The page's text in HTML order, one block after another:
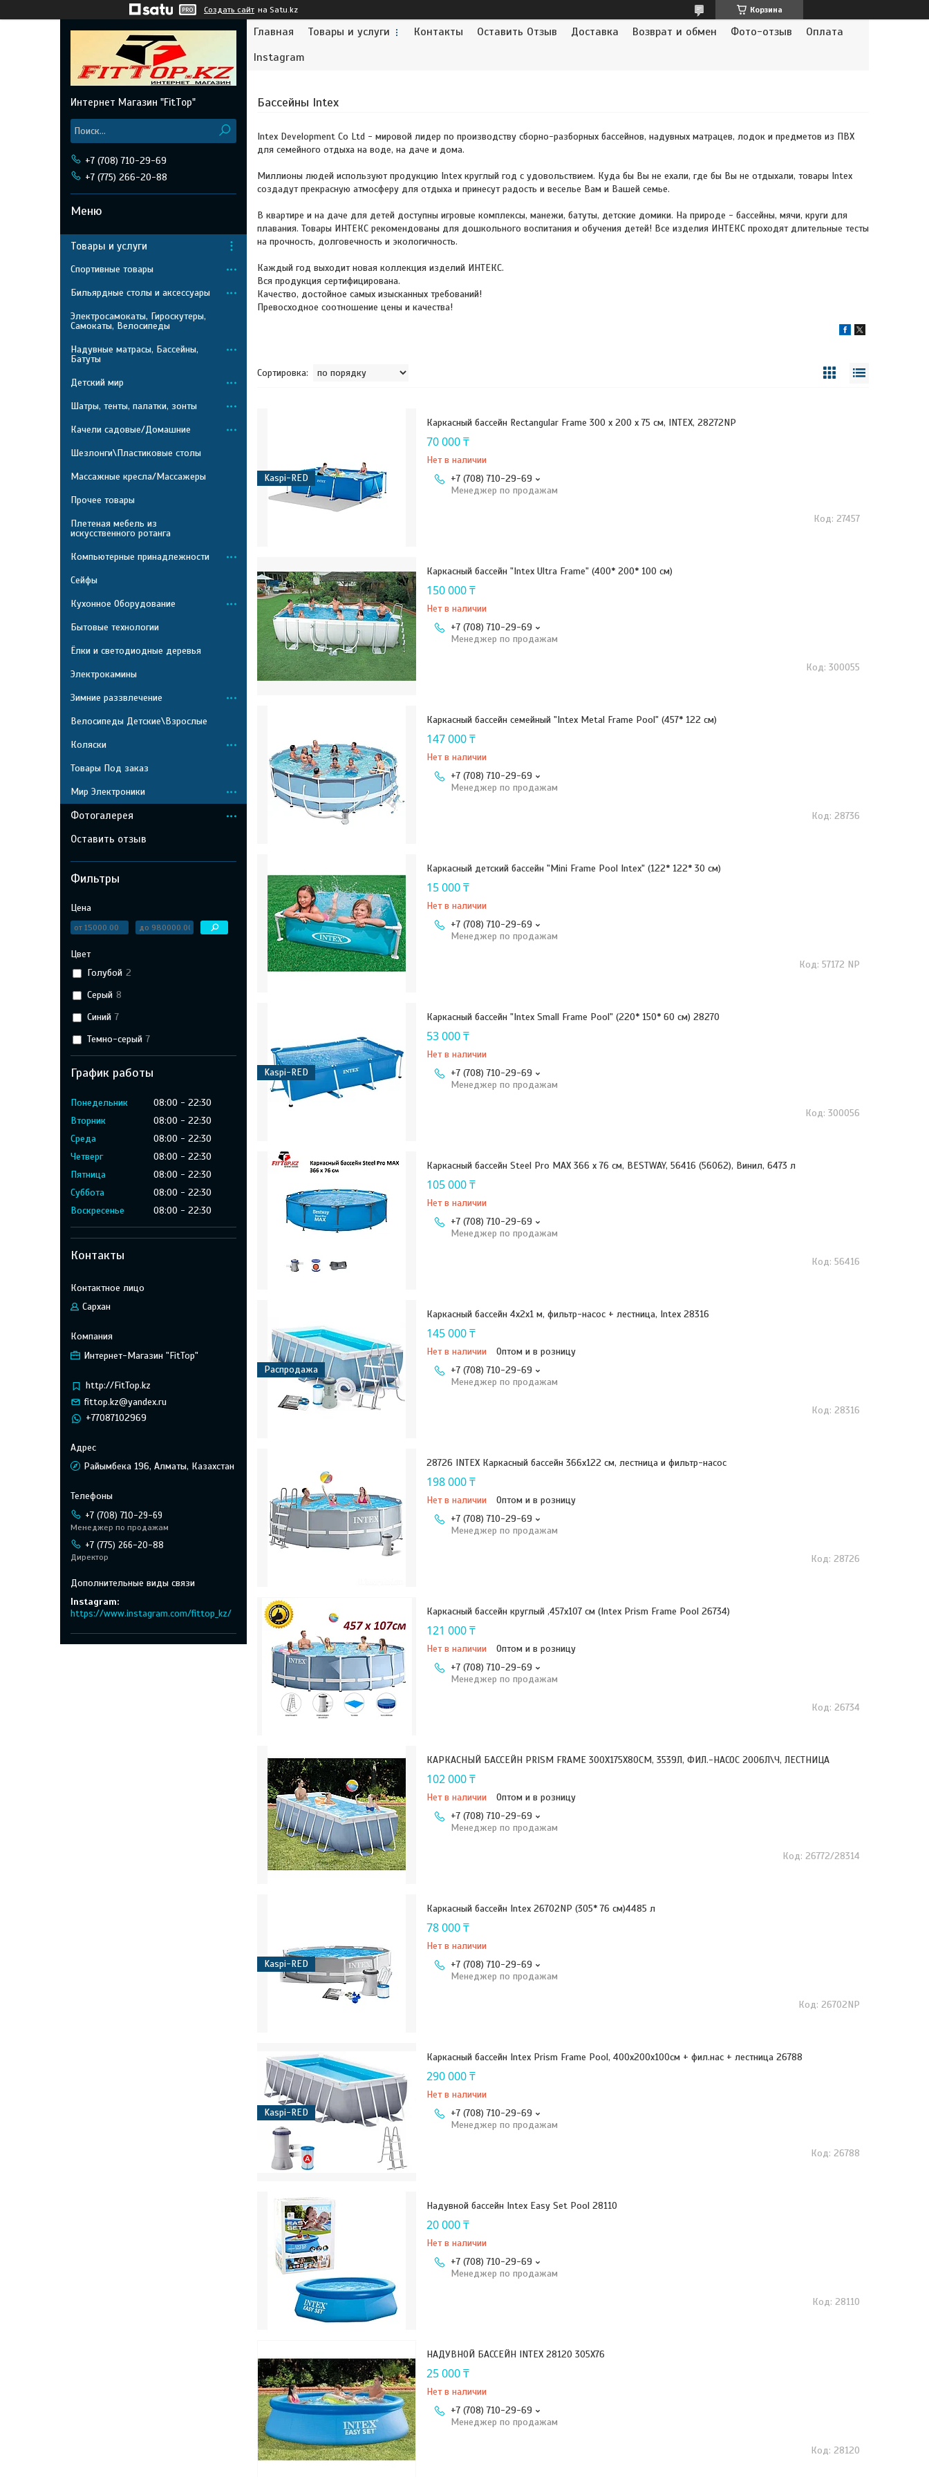
Создать сайт на Satu.kz Корзина
Главная Товары и услуги Контакты Оставить Отзыв Доставка Возврат и обмен Фото-отзыв
Оплата
Instagram
Бассейны Intex
Intex Development Co Ltd - мировой лидер по производству сборно-разборных бассейнов, надувных матрацев, лодок и предметов из ПВХ
для семейного отдыха на воде, на даче и дома.
Миллионы людей используют продукцию Intex круглый год с удовольствием. Куда бы Вы не ехали, где бы Вы не отдыхали, товары Intex
создадут прекрасную атмосферу для отдыха и принесут радость и веселье Вам и Вашей семье.
В квартире и на даче для детей доступны игровые комплексы, манежи, батуты, детские домики. На природе - бассейны, мячи, круги для
плавания. Товары ИНТЕКС рекомендованы для дошкольного воспитания и обучения детей! Все изделия ИНТЕКС проходят длительные тесты
на прочность, долговечность и экологичность.
Каждый год выходит новая коллекция изделий ИНТЕКС.
Вся продукция сертифицирована.
Качество, достойное самых изысканных требований!
Превосходное соотношение цены и качества!
Kaspi-RED
Каркасный бассейн Rectangular Frame 300 x 200 х 75 см, INTEX, 28272NP
70 000 ₸
Нет в наличии
+7 (708) 710-29-69
Менеджер по продажам
27457
Каркасный бассейн "Intex Ultra Frame" (400* 200* 100 см)
150 000 ₸
Нет в наличии
+7 (708) 710-29-69
Менеджер по продажам
300055
Каркасный бассейн семейный "Intex Metal Frame Pool" (457* 122 см)
147 000 ₸
Нет в наличии
+7 (708) 710-29-69
Менеджер по продажам
28736
Каркасный детский бассейн "Mini Frame Pool Intex" (122* 122* 30 см)
15 000 ₸
Нет в наличии
+7 (708) 710-29-69
Менеджер по продажам
57172 NP
Kaspi-RED
Каркасный бассейн "Intex Small Frame Pool" (220* 150* 60 см) 28270
53 000 ₸
Нет в наличии
+7 (708) 710-29-69
Менеджер по продажам
300056
Каркасный бассейн Steel Pro MAX 366 х 76 см, BESTWAY, 56416 (56062), Винил, 6473 л
105 000 ₸
Нет в наличии
+7 (708) 710-29-69
Менеджер по продажам
56416
Распродажа
Каркасный бассейн 4x2х1 м, фильтр-насос + лестница, Intex 28316
145 000 ₸
Нет в наличии
Оптом и в розницу
+7 (708) 710-29-69
Менеджер по продажам
28316
28726 INTEX Каркасный бассейн 366х122 см, лестница и фильтр-насос
198 000 ₸
Нет в наличии
Оптом и в розницу
+7 (708) 710-29-69
Менеджер по продажам
28726
Каркасный бассейн круглый ,457х107 см (Intex Prism Frame Pool 26734)
121 000 ₸
Нет в наличии
Оптом и в розницу
+7 (708) 710-29-69
Менеджер по продажам
26734
КАРКАСНЫЙ БАССЕЙН PRISM FRAME 300Х175Х80СМ, 3539Л, ФИЛ.-НАСОС 2006Л\Ч, ЛЕСТНИЦА
102 000 ₸
Нет в наличии
Оптом и в розницу
+7 (708) 710-29-69
Менеджер по продажам
26772/28314
Kaspi-RED
Каркасный бассейн Intex 26702NP (305* 76 см)4485 л
78 000 ₸
Нет в наличии
+7 (708) 710-29-69
Менеджер по продажам
26702NP
Kaspi-RED
Каркасный бассейн Intex Prism Frame Pool, 400х200х100см + фил.нас + лестница 26788
290 000 ₸
Нет в наличии
+7 (708) 710-29-69
Менеджер по продажам
26788
Надувной бассейн Intex Easy Set Pool 28110
20 000 ₸
Нет в наличии
+7 (708) 710-29-69
Менеджер по продажам
28110
НАДУВНОЙ БАССЕЙН INTEX 28120 305X76
25 000 ₸
Нет в наличии
+7 (708) 710-29-69
Менеджер по продажам
28120
Интернет Магазин "FitTop"
+7 (708) 710-29-69
+7 (775) 266-20-88
Товары и услуги
Спортивные товары
Бильярдные столы и аксессуары
Электросамокаты, Гироскутеры,
Самокаты, Велосипеды
Надувные матрасы, Бассейны,
Батуты
Детский мир
Шатры, тенты, палатки, зонты
Качели садовые/Домашние
Шезлонги\Пластиковые столы
Массажные кресла/Массажеры
Прочее товары
Плетеная мебель из
искусственного ротанга
Компьютерные принадлежности
Сейфы
Кухонное Оборудование
Бытовые технологии
Ёлки и светодиодные деревья
Электрокамины
Зимние раззвлечение
Велосипеды Детские\Взрослые
Коляски
Товары Под заказ
Мир Электроники
Фотогалерея
Оставить отзыв
Фильтры
Цена
Цвет
Голубой 2
Серый 8
Синий 7
Темно-серый 7
График работы
Понедельник 08:00
22:30
Вторник
08:00
22:30
Среда
08:00
22:30
Четверг
08:00
22:30
Пятница
08:00
22:30
Суббота
08:00
22:30
Воскресенье
08:00 22:30
Контакты
Сархан
Интернет-Магазин "FitTop"
http://FitTop.kz
fittop.kz@yandex.ru
+77087102969
Райымбека 196, Алматы, Казахстан
+7 (708) 710-29-69
Менеджер по продажам
+7 (775) 266-20-88
Директор
Instagram
https://www.instagram.com/fittop_kz/